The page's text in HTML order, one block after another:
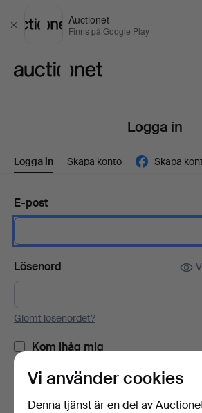
Stäng
Auctionet
Finns på Google Play
Logga in
Logga in Skapa konto Skapa
E-post
Lösenord
Glömt lösenordet?
Kom ihåg mig
Logga in
Vi använder cookies
Denna tjänst är en del av